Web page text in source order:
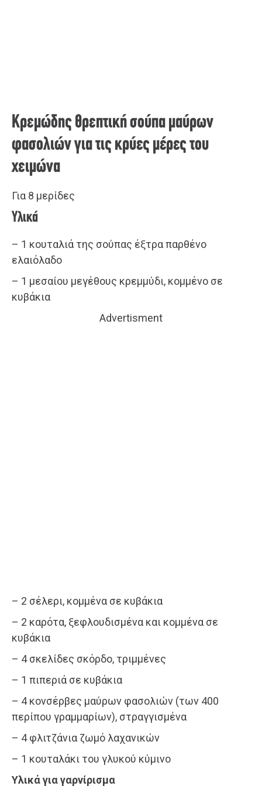
Κρεμώδης θρεπτική σούπα μαύρων
φασολιών για τις κρύες μέρες του
χειμώνα
Για 8 μερίδες
Υλικά
– 1 κουταλιά της σούπας έξτρα παρθένο
ελαιόλαδο
– 1 μεσαίου μεγέθους κρεμμύδι, κομμένο σε
κυβάκια
Advertisment
– 2 σέλερι, κομμένα σε κυβάκια
– 2 καρότα, ξεφλουδισμένα και κομμένα σε
κυβάκια
– 4 σκελίδες σκόρδο, τριμμένες
– 1 πιπεριά σε κυβάκια
– 4 κονσέρβες μαύρων φασολιών (των 400
περίπου γραμμαρίων), στραγγισμένα
– 4 φλιτζάνια ζωμό λαχανικών
– 1 κουταλάκι του γλυκού κύμινο
Υλικά για γαρνίρισμα